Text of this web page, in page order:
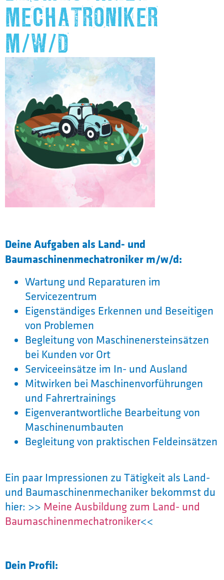
MECHATRONIKER
M/W/D
Deine Aufgaben als Land- und
Baumaschinenmechatroniker m/w/d:
Wartung und Reparaturen im
Servicezentrum
Eigenständiges Erkennen und Beseitigen
von Problemen
Begleitung von Maschinenersteinsätzen
bei Kunden vor Ort
Serviceeinsätze im In- und Ausland
Mitwirken bei Maschinenvorführungen
und Fahrertrainings
Eigenverantwortliche Bearbeitung von
Maschinenumbauten
Begleitung von praktischen Feldeinsätzen
Ein paar Impressionen zu Tätigkeit als Land-
und Baumaschinenmechaniker bekommst du
hier: >> Meine Ausbildung zum Land- und
Baumaschinenmechatroniker<<
Dein Profil: